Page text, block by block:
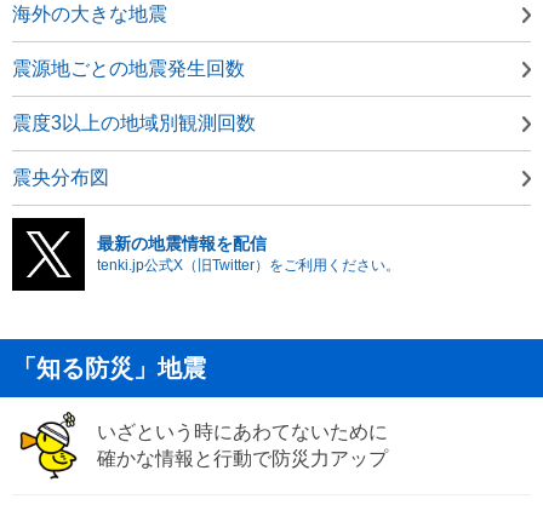
海外の大きな地震
震源地ごとの地震発生回数
震度3以上の地域別観測回数
震央分布図
最新の地震情報を配信
tenki.jp公式X（旧Twitter）をご利用ください。
「知る防災」地震
いざという時にあわてないために
確かな情報と行動で防災力アップ